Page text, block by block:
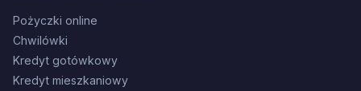
Pożyczki online
Chwilówki
Kredyt gotówkowy
Kredyt mieszkaniowy